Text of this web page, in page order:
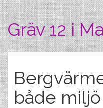
Gräv 12 i
både